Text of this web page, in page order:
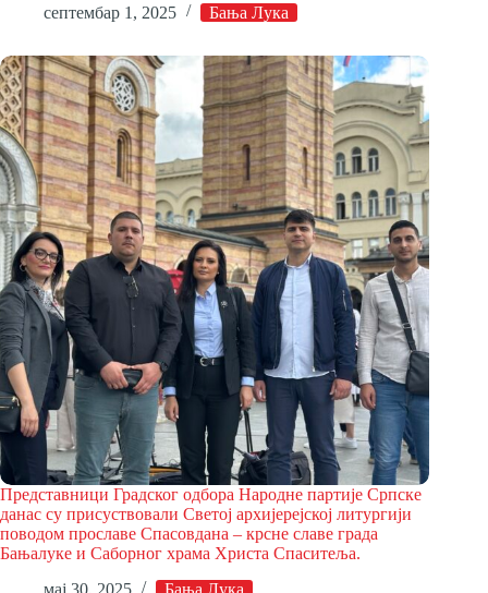
септембар 1, 2025 Бања Лука
Представници Градског одбора Народне партије Српске
данас су присуствовали Светој архијерејској литургији
поводом прославе Спасовдана – крсне славе града
Бањалуке и Саборног храма Христа Спаситеља.
мај 30, 2025
Бања Лука